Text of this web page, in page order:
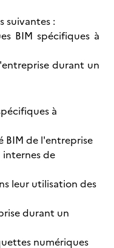
suivantes :
BIM spécifiques à
durant un
à
BIM de l'entreprise
internes de
leur utilisation des
durant un
numériques